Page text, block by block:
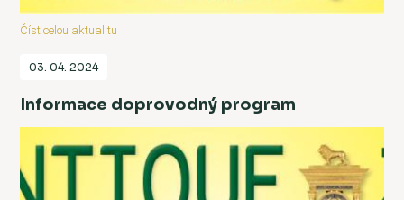
Číst celou aktualitu
03. 04. 2024
Informace doprovodný program